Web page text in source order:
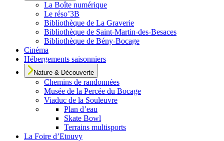
La Boîte numérique
Le réso’3B
Bibliothèque de La Graverie
Bibliothèque de Saint-Martin-des-Besaces
Bibliothèque de Bény-Bocage
Cinéma
Hébergements saisonniers
Nature & Découverte
Chemins de randonnées
Musée de la Percée du Bocage
Viaduc de la Souleuvre
Plan d’eau
Skate Bowl
Terrains multisports
La Foire d’Etouvy